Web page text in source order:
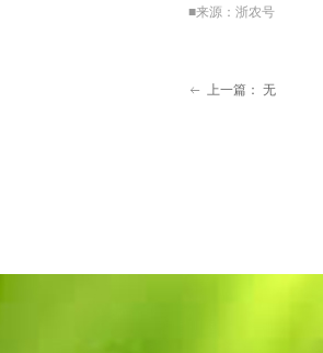
■来源：浙农号
ꂃ 上一篇： 无